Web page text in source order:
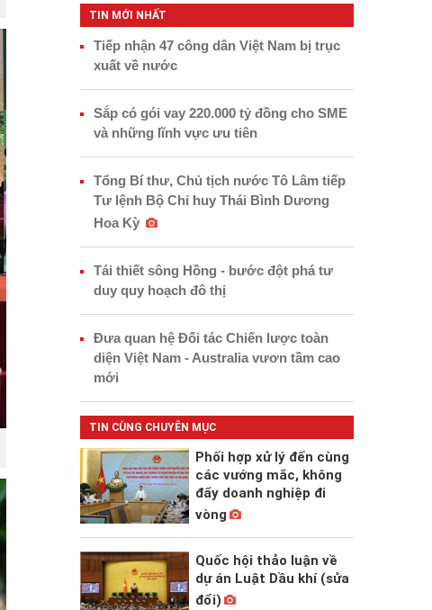
TIN MỚI NHẤT
Tiếp nhận 47 công dân Việt Nam bị trục
xuất về nước
Sắp có gói vay 220.000 tỷ đồng cho SME
và những lĩnh vực ưu tiên
Tổng Bí thư, Chủ tịch nước Tô Lâm tiếp
Tư lệnh Bộ Chỉ huy Thái Bình Dương
Hoa Kỳ
Tái thiết sông Hồng - bước đột phá tư
duy quy hoạch đô thị
Đưa quan hệ Đối tác Chiến lược toàn
diện Việt Nam - Australia vươn tầm cao
mới
TIN CÙNG CHUYÊN MỤC
Phối hợp xử lý đến cùng
các vướng mắc, không
đẩy doanh nghiệp đi
vòng
Quốc hội thảo luận về
dự án Luật Dầu khí (sửa
đổi)